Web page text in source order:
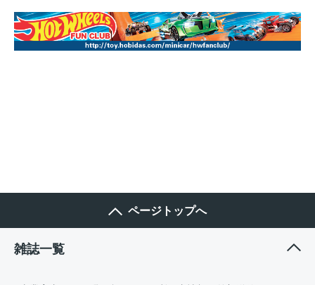
ページトップへ
雑誌一覧